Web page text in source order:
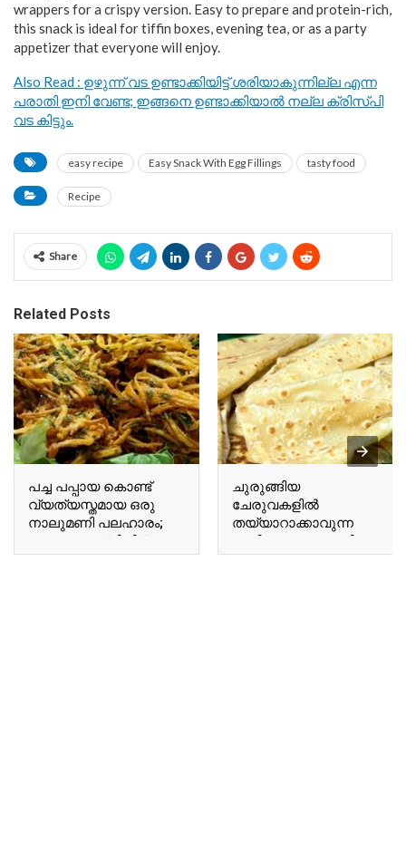
wrappers for a crispy version. Easy to prepare and protein-rich,
this snack is ideal for tiffin boxes, evening tea, or as a party
appetizer that everyone will enjoy.
Also Read : ഉഴുന്ന് വട ഉണ്ടാക്കിയിട്ട് ശരിയാകുന്നില്ല എന്ന
പരാതി ഇനി വേണ്ട; ഇങ്ങനെ ഉണ്ടാക്കിയാൽ നല്ല ക്രിസ്‍പി
വട കിട്ടും.
easy recipe Easy Snack With Egg Fillings tasty food
Recipe
Share
Related Posts
പച്ച പപ്പായ കൊണ്ട്
വ്യത്യസ്തമായ ഒരു
നാലുമണി പലഹാരം;
വെറും പത്ത് മിനിറ്റ്
കൊണ്ട് പപ്പായ ചിപ്സ്
ചുരുങ്ങിയ
ചേരുവകളിൽ
തയ്യാറാക്കാവുന്ന
രുചികരമായ റൊട്ടി;
ബട്ടർ ചപ്പാത്തി കഴിച്ചു